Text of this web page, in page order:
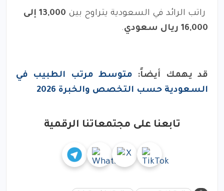
راتب الرائد في السعودية يتراوح بين
13,000 إلى
16,000 ريال سعودي
.
قد يهمك أيضاً: متوسط مرتب الطبيب في
السعودية حسب التخصص والخبرة 2026
تابعنا على مجتمعاتنا الرقمية